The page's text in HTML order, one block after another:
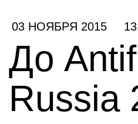
03 НОЯБРЯ 2015
До
Russia